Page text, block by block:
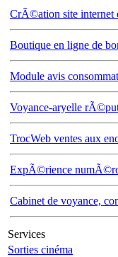
CrÃ©ation site internet
Boutique en ligne de
Module avis
Voyance-aryelle
TrocWeb ventes aux
ExpÃ©rience
Cabinet de voyance,
Services
Sorties cinéma